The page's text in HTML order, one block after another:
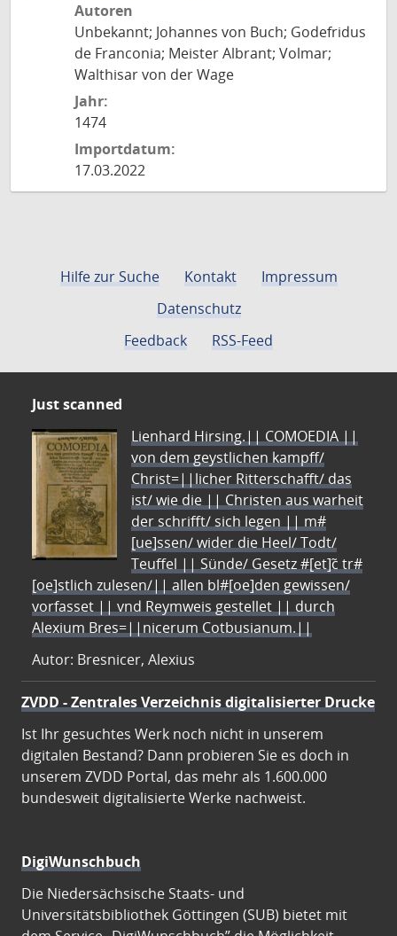
Autoren
Unbekannt; Johannes von Buch; Godefridus
de Franconia; Meister Albrant; Volmar;
Walthisar von der Wage
Jahr:
1474
Importdatum:
17.03.2022
Hilfe zur Suche Kontakt
Impressum
Datenschutz
Feedback
RSS-Feed
Just scanned
Lienhard Hirsing.|| COMOEDIA ||
von dem geystlichen kampff/
Christ=||licher Ritterschafft/ das
ist/ wie die || Christen aus warheit
der schrifft/ sich legen || m#
[ue]ssen/ wider die Heel/ Todt/
Teuffel || Sünde/ Gesetz #[et]c̃ tr#
[oe]stlich zulesen/|| allen bl#[oe]den gewissen/
vorfasset || vnd Reymweis gestellet || durch
Alexium Bres=||nicerum Cotbusianum.||
Autor: Bresnicer, Alexius
ZVDD - Zentrales Verzeichnis digitalisierter Drucke
Ist Ihr gesuchtes Werk noch nicht in unserem
digitalen Bestand? Dann probieren Sie es doch in
unserem ZVDD Portal, das mehr als 1.600.000
bundesweit digitalisierte Werke nachweist.
DigiWunschbuch
Die Niedersächsische Staats- und
Universitätsbibliothek Göttingen (SUB) bietet mit